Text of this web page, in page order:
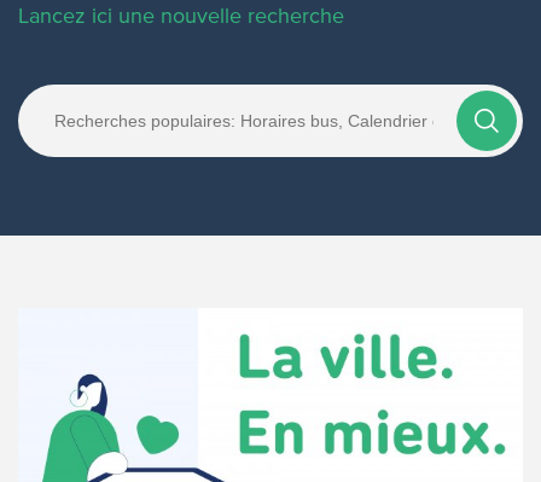
Lancez ici une nouvelle recherche